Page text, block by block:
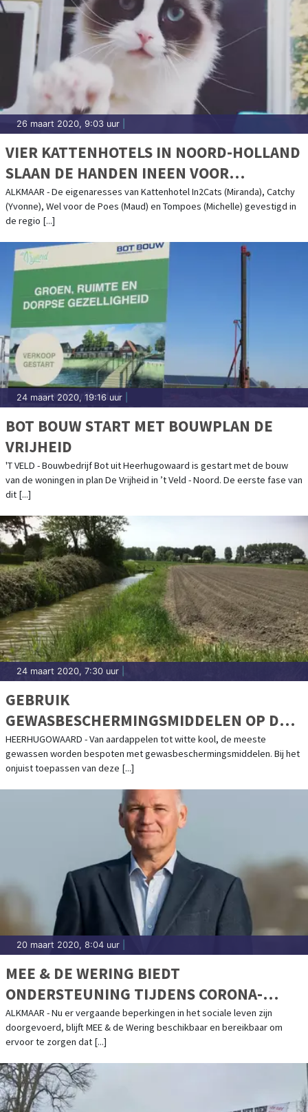
26 maart 2020, 9:03 uur
VIER KATTENHOTELS IN NOORD-HOLLAND
SLAAN DE HANDEN INEEN VOOR
CORONAPATIËNTEN EN ZORGVERLENERS
ALKMAAR - De eigenaresses van Kattenhotel In2Cats (Miranda), Catchy
(Yvonne), Wel voor de Poes (Maud) en Tompoes (Michelle) gevestigd in
de regio [...]
24 maart 2020, 19:16 uur
BOT BOUW START MET BOUWPLAN DE
VRIJHEID
'T VELD - Bouwbedrijf Bot uit Heerhugowaard is gestart met de bouw
van de woningen in plan De Vrijheid in ’t Veld - Noord. De eerste fase van
dit [...]
24 maart 2020, 7:30 uur
GEBRUIK
GEWASBESCHERMINGSMIDDELEN OP DE
JUISTE MANIER
HEERHUGOWAARD - Van aardappelen tot witte kool, de meeste
gewassen worden bespoten met gewasbeschermingsmiddelen. Bij het
onjuist toepassen van deze [...]
20 maart 2020, 8:04 uur
MEE & DE WERING BIEDT
ONDERSTEUNING TIJDENS CORONA-
CRISIS
ALKMAAR - Nu er vergaande beperkingen in het sociale leven zijn
doorgevoerd, blijft MEE & de Wering beschikbaar en bereikbaar om
ervoor te zorgen dat [...]